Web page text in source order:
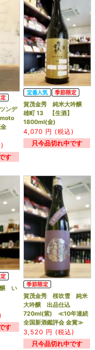
ンデ
す
賀茂金秀 純米大吟醸
雄町 13 【生酒】
1800ml(金)
4,070 円 (税込)
只今品切れ中です
醸 い
す
賀茂金秀 桜吹雪 純米
大吟醸 出品仕込
720ml(紫) ≪10年連続
全国新酒鑑評会 金賞≫
3,520 円 (税込)
只今品切れ中です